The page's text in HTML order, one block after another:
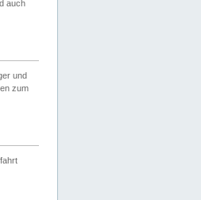
auch
und
zum